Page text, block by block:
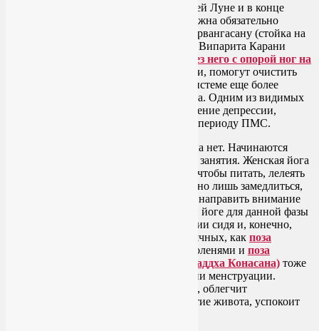
Кроме того, женская йога на убывающей Луне и в конце
женского цикла, перед месячными, должна обязательно
включать перевернутые позы, ту же Сарвангасану (стойка на
. Випарита Карани
на болстере или без него с опорой ног на
Перевернутые асаны, в частности, помогут очистить
печень, роль которой в эндокринной системе еще более
повышается в этой фазе женского цикла. Одним из видимых
результатов ее работы является уменьшение депрессии,
вялости и апатии, столь свойственных периоду ПМС.
И вот серп Луны практически сходит на нет. Начинаются
месячные. Но это не повод прекращать занятия. Женская йога
в период менструации нацелена на то, чтобы питать, лелеять
и… удобрять свое тело и психику. Нужно лишь замедлиться,
насладиться тишиной и спокойствием, направить внимание
внутрь себя. Ключевые позы в женской йоге для данной фазы
женского цикла – это асаны в положении сидя и, конечно,
. Такие асаны йоги при месячных, как поза
с разведенными коленями и поза
Бабочки в положении лежа (Супта Баддха Конасана) тоже
станут вашими лучшими друзьями в дни менструации.
Женская йога снимет давление с матки, облегчит
спазматические боли и уменьшит вздутие живота, успокоит